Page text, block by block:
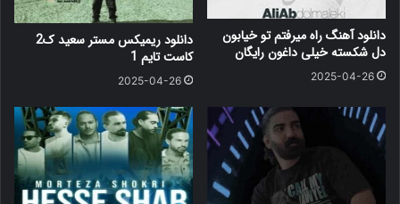
دانلود آهنگ راه میرفتم تو خیابون
دل شکسته خیلی داغون رایگان
2025-04-26
دانلود ریمیکس مستر سعید ک2
کاست تایم 1
2025-04-26